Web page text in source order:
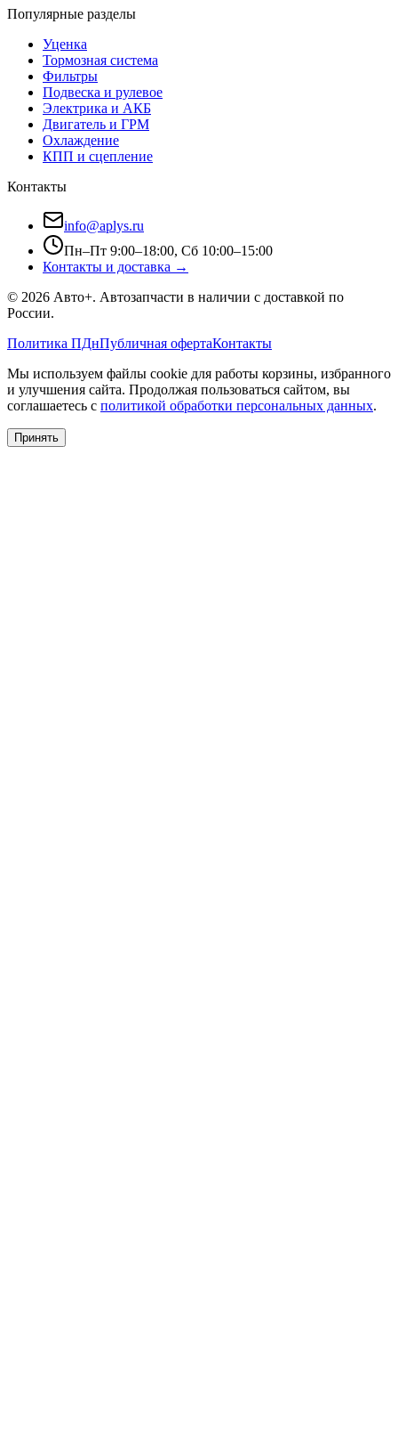
Популярные разделы
Уценка
Тормозная система
Фильтры
Подвеска и рулевое
Электрика и АКБ
Двигатель и ГРМ
Охлаждение
КПП и сцепление
Контакты
info@aplys.ru
Пн–Пт 9:00–18:00, Сб 10:00–15:00
Контакты и доставка →
© 2026 Авто+. Автозапчасти в наличии с доставкой по
России.
Политика ПДнПубличная офертаКонтакты
Мы используем файлы cookie для работы корзины, избранного
и улучшения сайта. Продолжая пользоваться сайтом, вы
соглашаетесь с политикой обработки персональных данных.
Принять